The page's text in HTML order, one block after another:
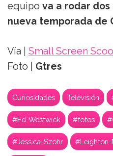
equipo va a rodar
nueva temporada de
Vía | Small Screen
Foto | Gtres
Curiosidades Televisión
#Ed-Westwick #fotos
#Jessica-Szohr #Leighton-